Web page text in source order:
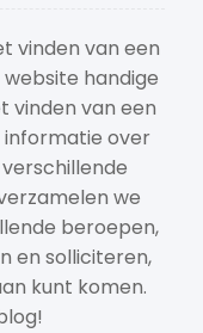
vinden van een
handige
vinden van een
informatie over
we
beroepen,
en solliciteren,
kunt komen.